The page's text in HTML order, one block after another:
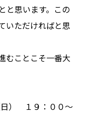
と思います。この
いただければと思
むことこそ一番大
１９：００〜